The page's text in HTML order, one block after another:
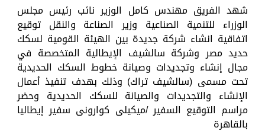
شهد الفريق مهندس كامل الوزير نائب رئيس مجلس
الوزراء للتنمية الصناعية وزير الصناعة والنقل توقيع
اتفاقية انشاء شركة جديدة بين الهيئة القومية لسكك
حديد مصر وشركة سالشيف الإيطالية المتخصصة في
مجال إنشاء وتجديدات وصيانة خطوط السكك الحديدية
تحت مسمى (سالشيف تراك) وذلك بهدف تنفيذ أعمال
الإنشاء والتجديدات والصيانة للسكك الحديدية وحضر
مراسم التوقيع السفير /ميكيلى كوارونى سفير إيطاليا
بالقاهرة